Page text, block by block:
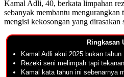
Kamal Adli, 40, berkata limpahan
sebanyak membantu mengurangkan
mengisi kekosongan yang dirasakan
Ringkasan
Kamal Adli akui 2025 bukan tahun
Rezeki seni melimpah tapi
Kamal kata tahun ini sebenarnya